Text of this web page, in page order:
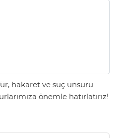
hakaret ve suç unsuru
önemle hatırlatırız!